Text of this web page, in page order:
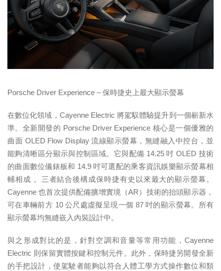
Porsche Driver Experience –保時捷史上最大顯示螢幕
在數位化領域，Cayenne Electric 將駕馭體驗提升到一個嶄新水
準。全新開發的 Porsche Driver Experience 核心是一個優雅的
曲面 OLED Flow Display 流線顯示螢幕，無縫融入中控台，並
能夠清晰區分顯示與控制區域。它與配備 14.25 吋 OLED 技術
的曲面數位儀錶板和 14.9 吋可選配的乘客資訊娛樂顯示螢幕相
輔相成 。三者結合後構成保時捷有史以來最大的顯示螢幕。
Cayenne 也首次提供配備擴增實境（AR）技術的抬頭顯示器，
可在車輛前方 10 公尺處虛擬呈現一個 87 吋的顯示螢幕。所有
顯示螢幕均無縫嵌入內裝設計中。
與之形成對比的是，針對空調和音量等常用功能，Cayenne
Electric 則保留實體按鍵和控制元件。此外，保時捷另開發全新
的手把設計，使駕駛者能夠以符合人體工學方式操作數位和類